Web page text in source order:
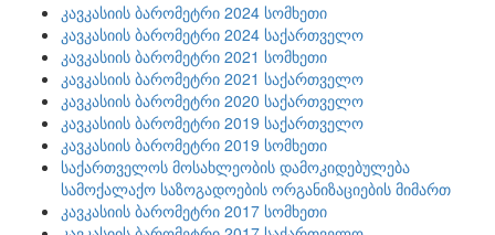
კავკასიის ბარომეტრი 2024 სომხეთი
კავკასიის ბარომეტრი 2024 საქართველო
კავკასიის ბარომეტრი 2021 სომხეთი
კავკასიის ბარომეტრი 2021 საქართველო
კავკასიის ბარომეტრი 2020 საქართველო
კავკასიის ბარომეტრი 2019 საქართველო
კავკასიის ბარომეტრი 2019 სომხეთი
საქართველოს მოსახლეობის დამოკიდებულება
სამოქალაქო საზოგადოების ორგანიზაციების მიმართ
კავკასიის ბარომეტრი 2017 სომხეთი